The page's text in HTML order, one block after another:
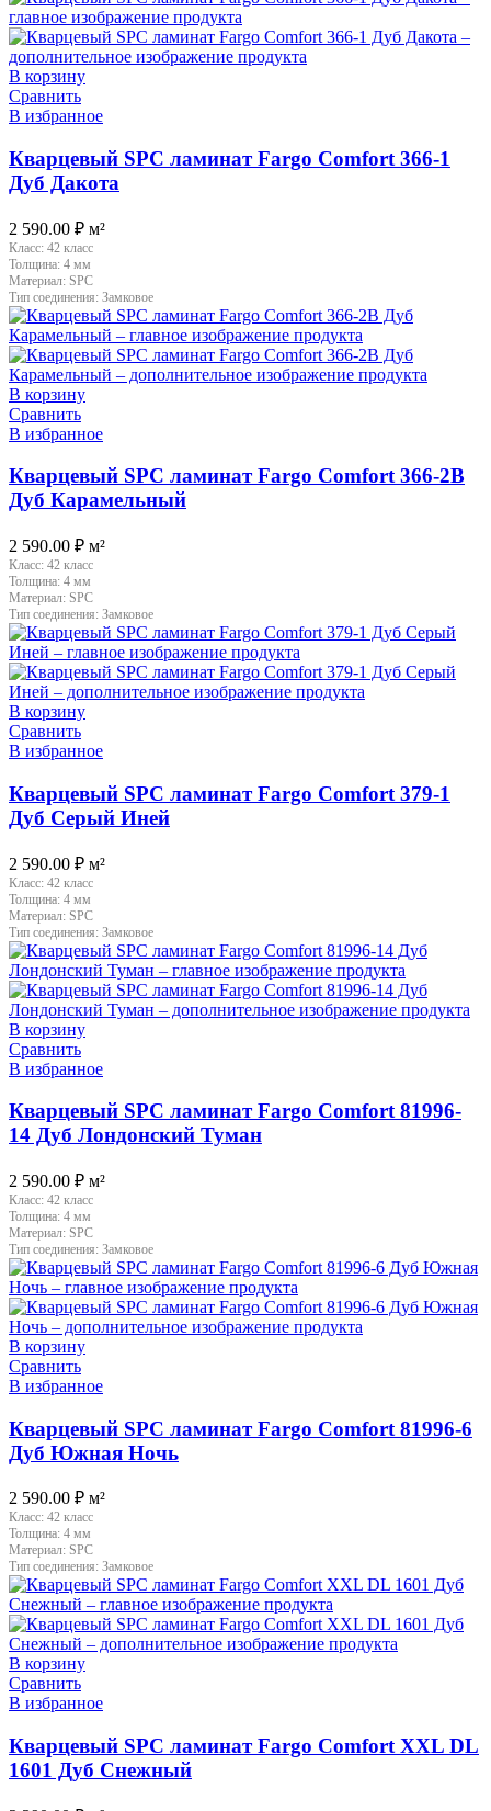
В корзину
Сравнить
В избранное
Кварцевый SPC ламинат Fargo Comfort 366-1
Дуб Дакота
2 590.00 ₽ м²
Класс: 42 класс
Толщина: 4 мм
Материал: SPC
Тип соединения: Замковое
В корзину
Сравнить
В избранное
Кварцевый SPC ламинат Fargo Comfort 366-2B
Дуб Карамельный
2 590.00 ₽ м²
Класс: 42 класс
Толщина: 4 мм
Материал: SPC
Тип соединения: Замковое
В корзину
Сравнить
В избранное
Кварцевый SPC ламинат Fargo Comfort 379-1
Дуб Серый Иней
2 590.00 ₽ м²
Класс: 42 класс
Толщина: 4 мм
Материал: SPC
Тип соединения: Замковое
В корзину
Сравнить
В избранное
Кварцевый SPC ламинат Fargo Comfort 81996-
14 Дуб Лондонский Туман
2 590.00 ₽ м²
Класс: 42 класс
Толщина: 4 мм
Материал: SPC
Тип соединения: Замковое
В корзину
Сравнить
В избранное
Кварцевый SPC ламинат Fargo Comfort 81996-6
Дуб Южная Ночь
2 590.00 ₽ м²
Класс: 42 класс
Толщина: 4 мм
Материал: SPC
Тип соединения: Замковое
В корзину
Сравнить
В избранное
Кварцевый SPC ламинат Fargo Comfort XXL DL
1601 Дуб Снежный